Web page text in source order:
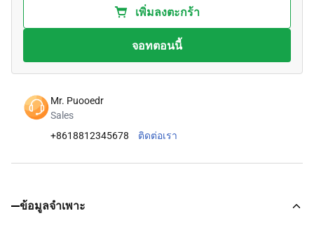
เพิ่มลงตะกร้า
จอทตอนนี้
Mr. Puooedr
Sales
+8618812345678
ติดต่อเรา
ข้อมูลจำเพาะ